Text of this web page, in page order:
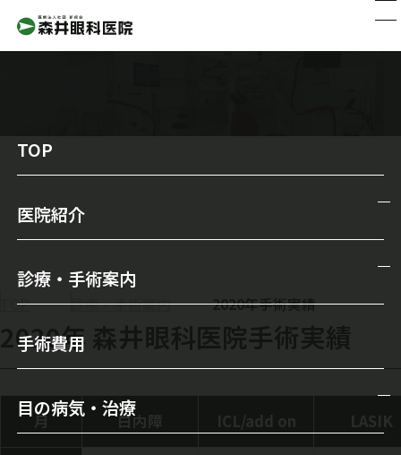
TOP
医院紹介
院長からのメッセージ
スタッフ紹介
森井眼科の特徴
医師のご紹介
診療・手術案内
一般診療
メガネ・コンタクトレンズ
セカンドオピニオンについて
手術費用
目の病気・治療
2020年手術実績
TOP 診療・手術案内 2020年手術実績
2020年 森井眼科医院手術実績
月 白内障 ICL/add on LASIK